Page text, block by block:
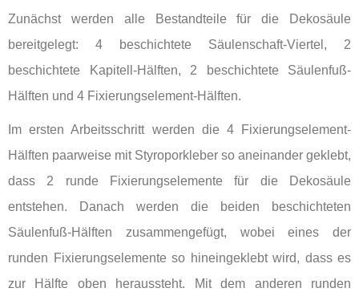
Zunächst werden alle Bestandteile für die Dekosäule
bereitgelegt: 4 beschichtete Säulenschaft-Viertel, 2
beschichtete Kapitell-Hälften, 2 beschichtete Säulenfuß-
Hälften und 4 Fixierungselement-Hälften.
Im ersten Arbeitsschritt werden die 4 Fixierungselement-
Hälften paarweise mit Styroporkleber so aneinander geklebt,
dass 2 runde Fixierungselemente für die Dekosäule
entstehen. Danach werden die beiden beschichteten
Säulenfuß-Hälften zusammengefügt, wobei eines der
runden Fixierungselemente so hineingeklebt wird, dass es
zur Hälfte oben heraussteht. Mit dem anderen runden